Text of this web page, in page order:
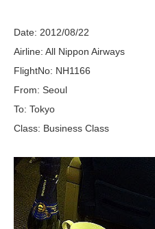
Date: 2012/08/22
Airline: All Nippon Airways
FlightNo: NH1166
From: Seoul
To: Tokyo
Class: Business Class